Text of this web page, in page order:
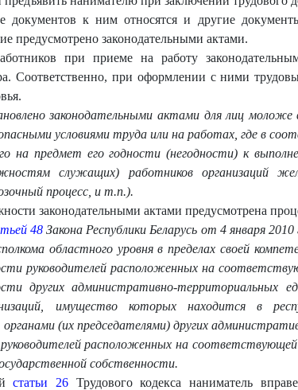
документов к ним относятся и другие
предусмотрено законодательными актами.
при приеме на работу
Соответственно, при оформлении с ними
законодательными актами для лиц моложе
условиями труда или на работах, где в соо
на предмет его годности (негодности) к
служащих) работников организаций же
процесс, и т.п.).
законодательными актами предусмотрена
48 Закона Республики Беларусь от 4 января
областного уровня в пределах своей
руководителей расположенных на
других административно-территориальных ед
имущество которых находится в
(их председателями) других
руководителей расположенных на
собственности.
статьи 26 Трудового кодекса наниматель